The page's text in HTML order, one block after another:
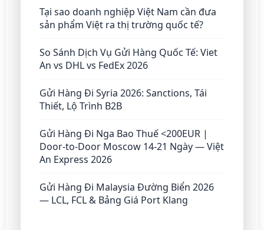
Tại sao doanh nghiệp Việt Nam cần đưa
sản phẩm Việt ra thị trường quốc tế?
So Sánh Dịch Vụ Gửi Hàng Quốc Tế: Viet
An vs DHL vs FedEx 2026
Gửi Hàng Đi Syria 2026: Sanctions, Tái
Thiết, Lộ Trình B2B
Gửi Hàng Đi Nga Bao Thuế <200EUR |
Door-to-Door Moscow 14-21 Ngày — Việt
An Express 2026
Gửi Hàng Đi Malaysia Đường Biển 2026
— LCL, FCL & Bảng Giá Port Klang